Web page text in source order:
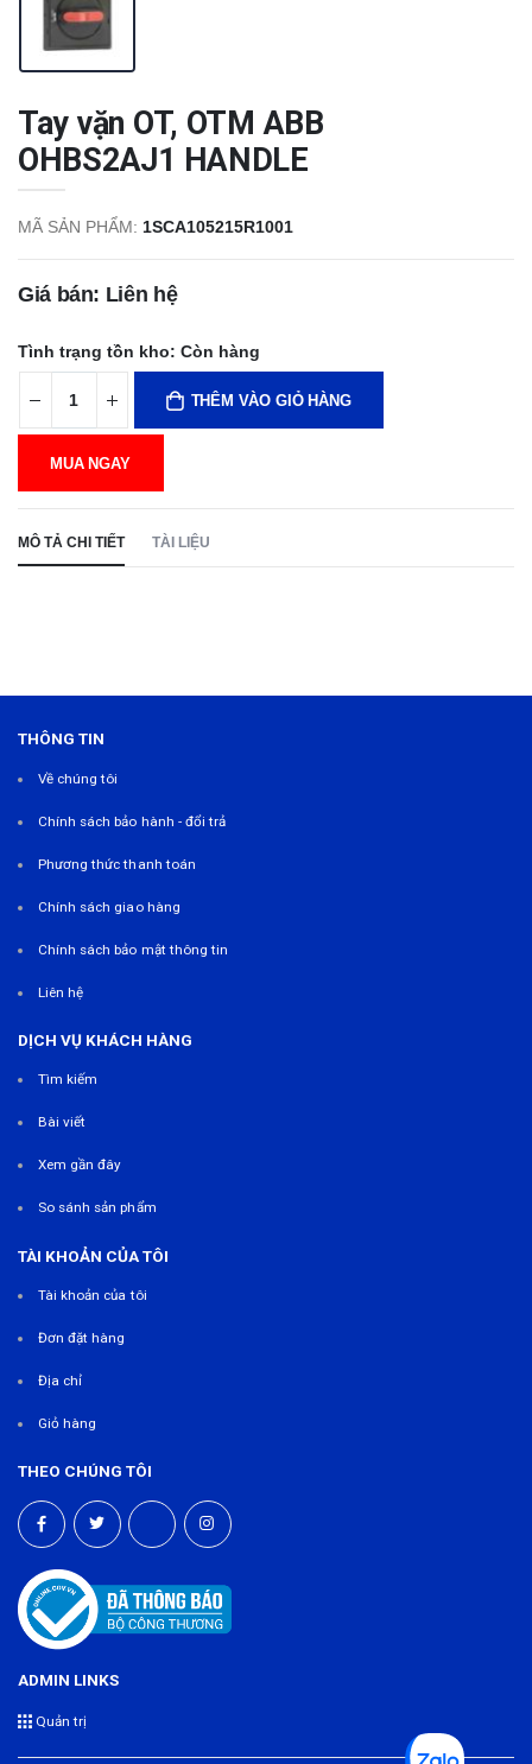
Tay vặn OT, OTM ABB
OHBS2AJ1 HANDLE
MÃ SẢN PHẨM: 1SCA105215R1001
Giá bán: Liên hệ
Tình trạng tồn kho: Còn hàng
THÊM VÀO GIỎ HÀNG
MUA NGAY
MÔ TẢ CHI TIẾT TÀI LIỆU
THÔNG TIN
Về chúng tôi
Chính sách bảo hành - đổi trả
Phương thức thanh toán
Chính sách giao hàng
Chính sách bảo mật thông tin
Liên hệ
DỊCH VỤ KHÁCH HÀNG
Tìm kiếm
Bài viết
Xem gần đây
So sánh sản phẩm
TÀI KHOẢN CỦA TÔI
Tài khoản của tôi
Đơn đặt hàng
Địa chỉ
Giỏ hàng
THEO CHÚNG TÔI
ADMIN LINKS
Quản trị